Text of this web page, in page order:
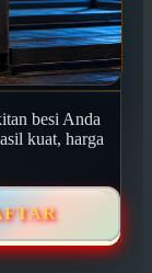
besi Anda
kuat, harga